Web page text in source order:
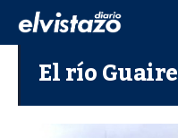
El río Guaire